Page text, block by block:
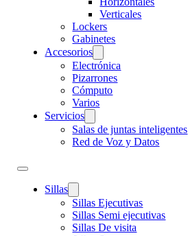
Verticales
Lockers
Gabinetes
Accesorios
Electrónica
Pizarrones
Cómputo
Varios
Servicios
Salas de juntas inteligentes
Red de Voz y Datos
Sillas
Sillas Ejecutivas
Sillas Semi ejecutivas
Sillas De visita